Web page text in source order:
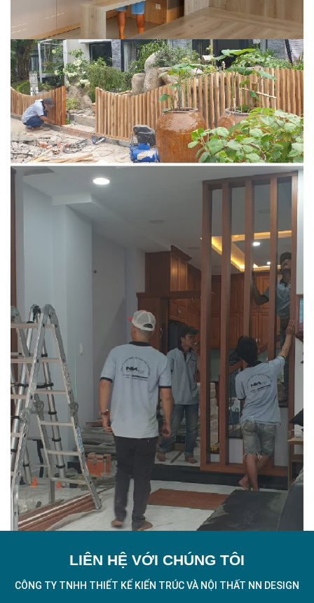
LIÊN HỆ VỚI CHÚNG TÔI
CÔNG TY TNHH THIẾT KẾ KIẾN TRÚC VÀ NỘI THẤT NN DESIGN